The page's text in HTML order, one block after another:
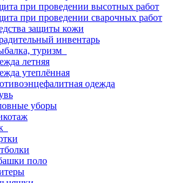
при проведении высотных работ
при проведении сварочных работ
защиты кожи
инвентарь
туризм
летняя
утеплённая
одежда
уборы
поло